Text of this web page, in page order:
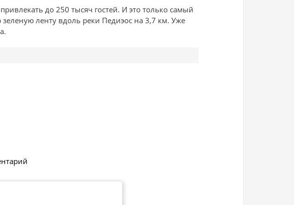
до 250 тысяч гостей. И это только самый
ленту вдоль реки Педиэос на 3,7 км. Уже